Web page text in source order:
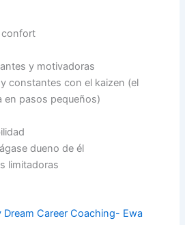
confort
y motivadoras
constantes con el kaizen (el
en pasos pequeños)
dueno de él
limitadoras
Dream Career Coaching- Ewa